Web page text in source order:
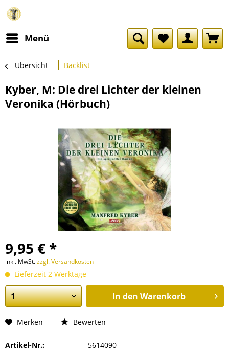
Menü
Übersicht Backlist
Kyber, M: Die drei Lichter der kleinen
Veronika (Hörbuch)
9,95 € *
inkl. MwSt.zzgl. Versandkosten
Lieferzeit 2 Werktage
In den Warenkorb
Merken Bewerten
Artikel-Nr.: 5614090